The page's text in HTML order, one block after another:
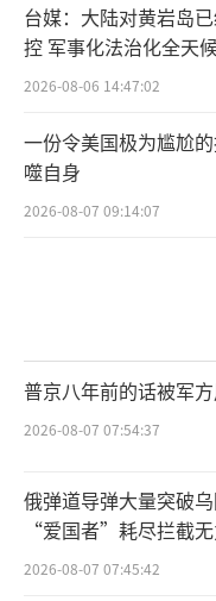
台媒：大陆对黄岩岛
控 军事化法治化全天
2026-08-06 14:47:02
一份令美国极为尴尬
噬自身
2026-08-07 09:14:07
普京八年前的话被军方
2026-08-07 07:54:37
俄弹道导弹大量突破
“爱国者”耗尽拦截
2026-08-07 07:45:42